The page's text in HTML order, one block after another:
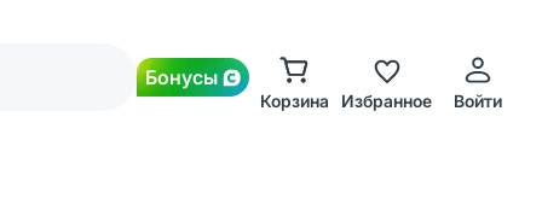
Бонусы
Корзина Избранное Войти